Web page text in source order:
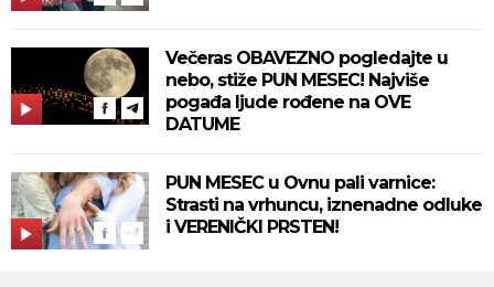
Večeras OBAVEZNO pogledajte u
nebo, stiže PUN MESEC! Najviše
pogađa ljude rođene na OVE
DATUME
PUN MESEC u Ovnu pali varnice:
Strasti na vrhuncu, iznenadne odluke
i VERENIČKI PRSTEN!